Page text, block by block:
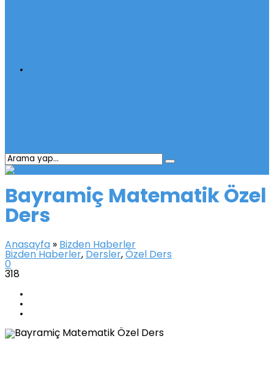
Bayramiç Matematik Özel
Ders
Anasayfa » Bizden Haberler
Bizden Haberler, Dersler, Özel Ders
0
318